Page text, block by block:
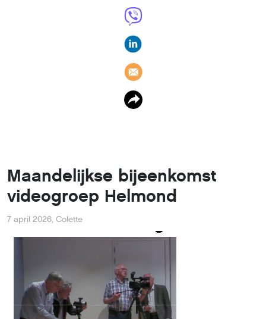
Maandelijkse bijeenkomst
videogroep Helmond
7 april 2026, Colette